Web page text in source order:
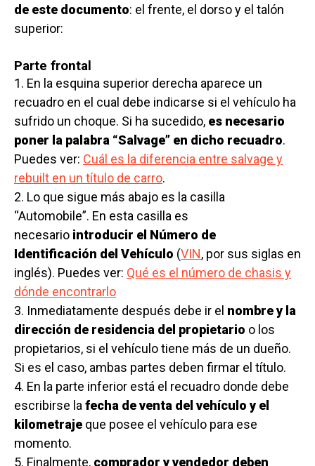
de este documento: el frente, el dorso y el talón
superior:
Parte frontal
1. En la esquina superior derecha aparece un
recuadro en el cual debe indicarse si el vehículo ha
sufrido un choque. Si ha sucedido, es necesario
poner la palabra “Salvage” en dicho recuadro.
Puedes ver: Cuál es la diferencia entre salvage y
rebuilt en un título de carro.
2. Lo que sigue más abajo es la casilla
“Automobile”. En esta casilla es
necesario introducir el Número de
Identificación del Vehículo (VIN, por sus siglas en
inglés). Puedes ver: Qué es el número de chasis y
dónde encontrarlo
3. Inmediatamente después debe ir el nombre y la
dirección de residencia del propietario o los
propietarios, si el vehículo tiene más de un dueño.
Si es el caso, ambas partes deben firmar el título.
4. En la parte inferior está el recuadro donde debe
escribirse lafecha de venta del vehículo y el
kilometraje que posee el vehículo para ese
momento.
5. Finalmente, comprador y vendedor deben